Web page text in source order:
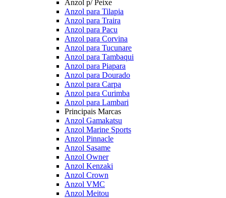
Anzol p/ Peixe
Anzol para Tilapia
Anzol para Traira
Anzol para Pacu
Anzol para Corvina
Anzol para Tucunare
Anzol para Tambaqui
Anzol para Piapara
Anzol para Dourado
Anzol para Carpa
Anzol para Curimba
Anzol para Lambari
Principais Marcas
Anzol Gamakatsu
Anzol Marine Sports
Anzol Pinnacle
Anzol Sasame
Anzol Owner
Anzol Kenzaki
Anzol Crown
Anzol VMC
Anzol Meitou